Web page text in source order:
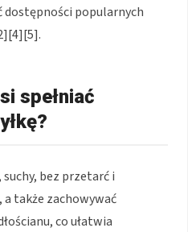
dostępności popularnych
spełniać
bez przetarć i
także zachowywać
co ułatwia